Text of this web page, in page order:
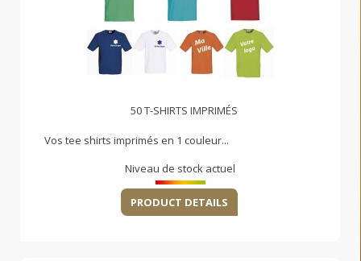
50 T-SHIRTS IMPRIMÉS
Vos tee shirts imprimés en 1 couleur...
Niveau de stock actuel
PRODUCT DETAILS